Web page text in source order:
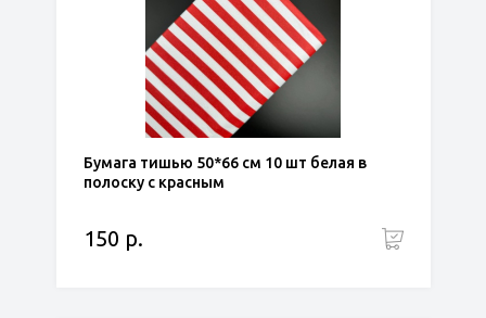
Бумага тишью 50*66 см 10 шт белая в
полоску с красным
150 р.